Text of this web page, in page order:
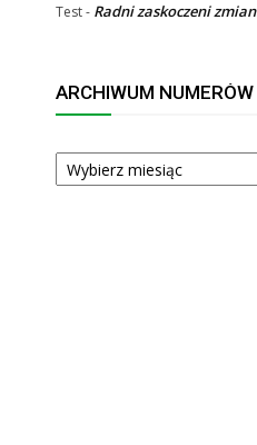
Test- Radni zaskoczeni
ARCHIWUM NUMERÓW
ARCHIWUM
NUMERÓW